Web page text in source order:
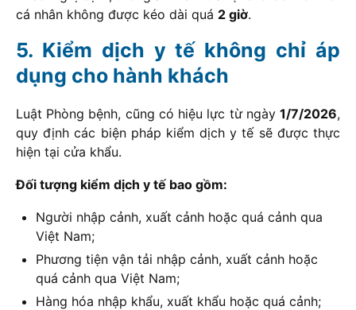
cá nhân không được kéo dài quá 2 giờ.
Kiểm dịch y tế không chỉ áp
dụng cho hành khách
Luật Phòng bệnh, cũng có hiệu lực từ ngày 1/7/2026,
quy định các biện pháp kiểm dịch y tế sẽ được thực
hiện tại cửa khẩu.
Đối tượng kiểm dịch y tế bao gồm:
Người nhập cảnh, xuất cảnh hoặc quá cảnh qua
Việt Nam;
Phương tiện vận tải nhập cảnh, xuất cảnh hoặc
quá cảnh qua Việt Nam;
Hàng hóa nhập khẩu, xuất khẩu hoặc quá cảnh;